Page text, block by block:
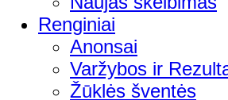
Renginiai
Anonsai
Varžybos ir
Žūklės šventės